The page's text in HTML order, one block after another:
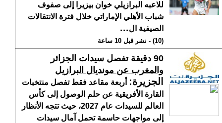
للاعبه البرازيلي خوان بيزيرا إلى صفوف
شباب الأهلي الإماراتي خلال فترة الانتقالات
الصيفية ال...
(10) - نشر قبل 10 ساعة
90 دقيقة تفصل سيدات الجزائر
والمغرب عن مونديال البرازيل
الجزيرة: أربعة مقاعد فقط تفصل منتخبات
القارة الأفريقية عن حلم الوصول إلى كأس
العالم للسيدات عام 2027، حيث تتجه الأنظار
إلى مواجهات حاسمة تحمل آمال سيدات